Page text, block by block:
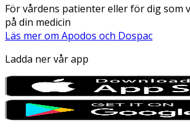
För vårdens patienter eller för dig som
på din medicin
Läs mer om Apodos och Dospac
Ladda ner vår app